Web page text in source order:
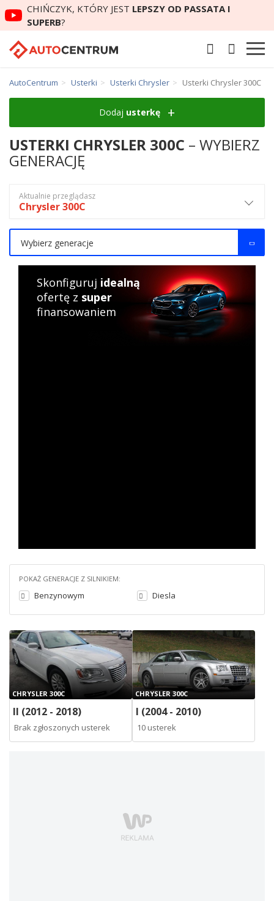
CHIŃCZYK, KTÓRY JEST LEPSZY OD PASSATA I
SUPERB?
AutoCentrum Usterki Usterki Chrysler Usterki Chrysler 300C
POKAŻ GENERACJE Z SILNIKIEM:
Benzynowym Diesla
CHRYSLER 300C
II (2012 - 2018)
Brak zgłoszonych usterek
CHRYSLER 300C
I (2004 - 2010)
10 usterek
Dodaj usterkę
USTERKI CHRYSLER 300C – WYBIERZ
GENERACJĘ
Aktualnie przeglądasz
Chrysler 300C
Wybierz generacje
Skonfiguruj idealną
ofertę z super
finansowaniem